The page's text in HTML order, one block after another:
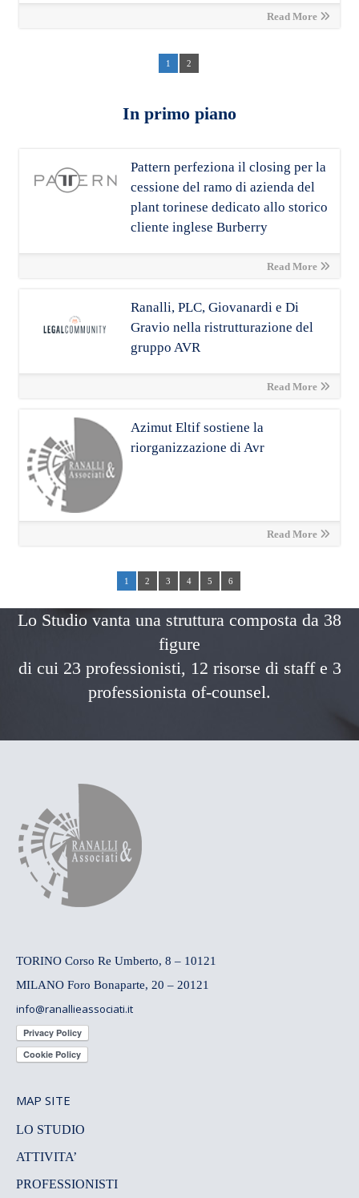
Read More
1 2
In primo piano
Pattern perfeziona il closing per la
cessione del ramo di azienda del
plant torinese dedicato allo storico
cliente inglese Burberry
Read More
Ranalli, PLC, Giovanardi e Di
Gravio nella ristrutturazione del
gruppo AVR
Read More
Azimut Eltif sostiene la
riorganizzazione di Avr
Read More
1 2 3 4 5 6
Lo Studio vanta una struttura composta da 38
figure
di cui 23 professionisti, 12 risorse di staff e 3
professionista of-counsel.
TORINO Corso Re Umberto, 8 – 10121
MILANO Foro Bonaparte, 20 – 20121
info@ranallieassociati.it
MAP SITE
LO STUDIO
ATTIVITA’
PROFESSIONISTI